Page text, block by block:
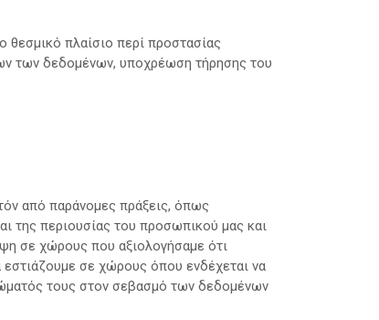
πλαίσιο περί προστασίας
των δεδομένων, υποχρέωση τήρησης του
από παράνομες πράξεις, όπως
της περιουσίας του προσωπικού μας και
σε χώρους που αξιολογήσαμε ότι
σε χώρους όπου ενδέχεται να
τους στον σεβασμό των δεδομένων